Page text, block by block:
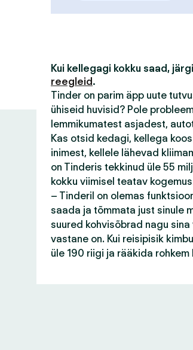
Kui kellegagi kokku saad,
reegleid .
Tinder on parim äpp uute
ühiseid huvisid? Pole
lemmikumatest asjadest,
Kas otsid kedagi, kellega
inimest, kellele lähevad
on Tinderis tekkinud üle 55
kokku viimisel teatav
– Tinderil on olemas
saada ja tõmmata just sinule
suured kohvisõbrad nagu
vastane on. Kui reisipisik
üle 190 riigi ja rääkida